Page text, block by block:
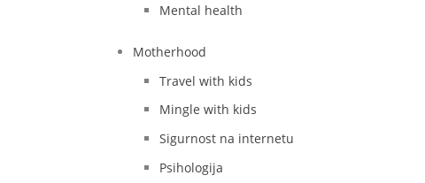
Mental health
Motherhood
Travel with kids
Mingle with kids
Sigurnost na internetu
Psihologija